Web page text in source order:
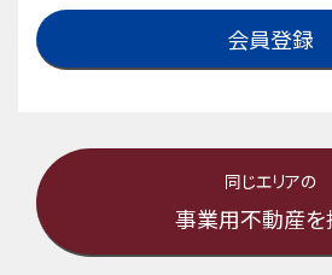
会員登録
同じエリアの
事業用不動産を